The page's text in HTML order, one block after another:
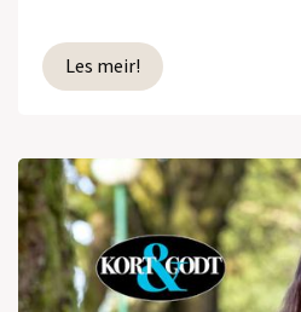
Les meir!